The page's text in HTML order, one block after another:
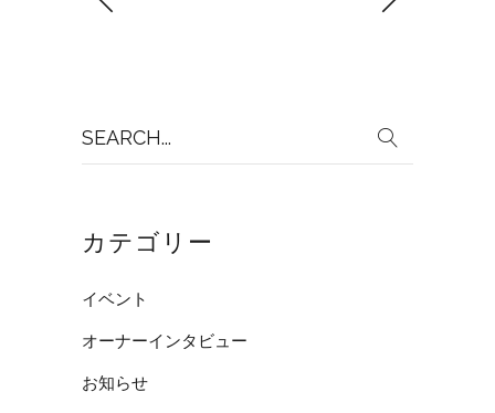
カテゴリー
イベント
オーナーインタビュー
お知らせ